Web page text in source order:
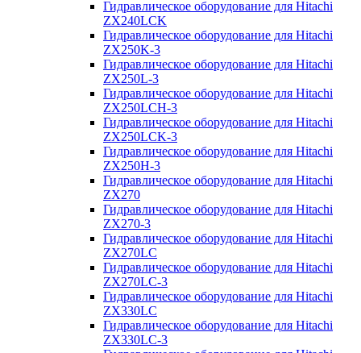
Гидравлическое оборудование для Hitachi
ZX240LCK
Гидравлическое оборудование для Hitachi
ZX250K-3
Гидравлическое оборудование для Hitachi
ZX250L-3
Гидравлическое оборудование для Hitachi
ZX250LCH-3
Гидравлическое оборудование для Hitachi
ZX250LCK-3
Гидравлическое оборудование для Hitachi
ZX250Н-3
Гидравлическое оборудование для Hitachi
ZX270
Гидравлическое оборудование для Hitachi
ZX270-3
Гидравлическое оборудование для Hitachi
ZX270LC
Гидравлическое оборудование для Hitachi
ZX270LC-3
Гидравлическое оборудование для Hitachi
ZX330LC
Гидравлическое оборудование для Hitachi
ZX330LC-3